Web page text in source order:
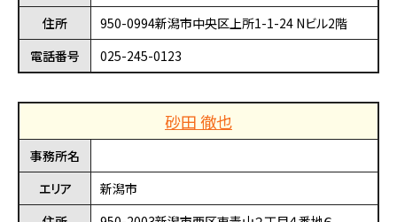
住所
950-0994新潟市中央区上所1-1-24 Nビル2階
電話番号
025-245-0123
砂田 徹也
事務所名
エリア
新潟市